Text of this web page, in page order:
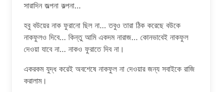
সারাদিন জল্পনা কল্পনা…
হবু বউয়ের নাক ফুরানো ছিল না… তবুও তারা ঠিক করেছে বউকে
নাকফুলও দিবে… কিন্তু আমি একদম নারাজ… কোনভাবেই নাকফুল
দেওয়া যাবে না… নাকও ফুরাতে দিব না।
একরকম যুদ্ধ করেই অবশেষে নাকফুল না দেওয়ার জন্য সবাইকে রাজি
করালাম।